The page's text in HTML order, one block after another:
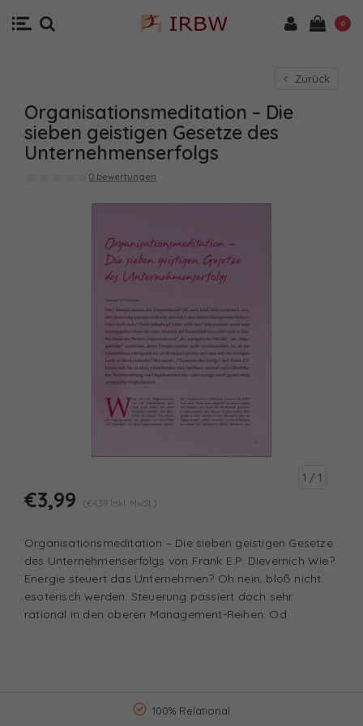
0
Zurück
Organisationsmeditation – Die
sieben geistigen Gesetze des
Unternehmenserfolgs
0 bewertungen
1 / 1
€3,99 (€4,39 Inkl. MwSt.)
Organisationsmeditation – Die sieben geistigen Gesetze
des Unternehmenserfolgs von Frank E.P. Dievernich Wie?
Energie steuert das Unternehmen? Oh nein, bloß nicht
esoterisch werden. Steuerung passiert doch sehr
rational in den oberen Management-Reihen. Od
100% Relational